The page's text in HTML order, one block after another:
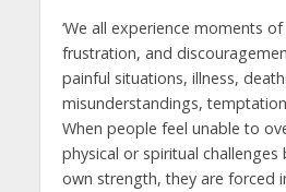
‘We all experience moments
frustration, and
painful situations, illness,
misunderstandings,
When people feel unable to
physical or spiritual challenges
own strength, they are forced